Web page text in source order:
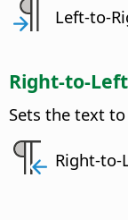
Left-to-
Right-to-Left
Sets the text
Right-to-